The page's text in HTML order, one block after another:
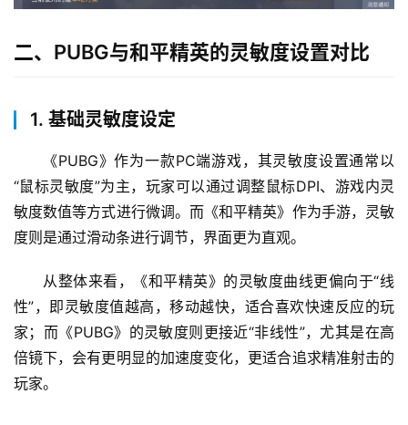
二、PUBG与和平精英的灵敏度设置对比
1. 基础灵敏度设定
《PUBG》作为一款PC端游戏，其灵敏度设置通常以
“鼠标灵敏度”为主，玩家可以通过调整鼠标DPI、游戏内灵
敏度数值等方式进行微调。而《和平精英》作为手游，灵敏
度则是通过滑动条进行调节，界面更为直观。
从整体来看，《和平精英》的灵敏度曲线更偏向于“线
性”，即灵敏度值越高，移动越快，适合喜欢快速反应的玩
家；而《PUBG》的灵敏度则更接近“非线性”，尤其是在高
倍镜下，会有更明显的加速度变化，更适合追求精准射击的
玩家。